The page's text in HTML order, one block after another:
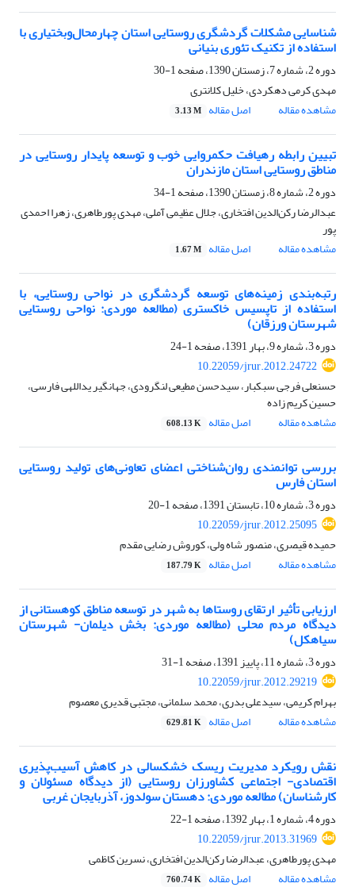
شناسایی مشکلات گردشگری روستایی استان چهارمحال‌وبختیاری با
استفاده از تکنیک تئوری بنیانی
دوره 2، شماره 7، زمستان 1390، صفحه
1-30
مهدی کرمی دهکردی، خلیل کلانتری
مشاهده مقاله
اصل مقاله 3.13 M
تبیین رابطه رهیافت حکمروایی خوب و توسعه پایدار روستایی در
مناطق روستایی استان مازندران
دوره 2، شماره 8، زمستان 1390، صفحه
1-34
عبدالرضا رکن‌الدین افتخاری، جلال عظیمی آملی، مهدی پورطاهری، زهرا احمدی
پور
مشاهده مقاله
اصل مقاله 1.67 M
رتبه‌بندی زمینه‌های توسعه گردشگری در نواحی روستایی، با
استفاده از تاپسیس خاکستری (مطالعه موردی: نواحی روستایی
شهرستان ورزقان)
دوره 3، شماره 9، بهار 1391، صفحه
1-24
10.22059/jrur.2012.24722
حسنعلی فرجی سبکبار، سیدحسن مطیعی لنگرودی، جهانگیر یداللهی فارسی،
حسین کریم زاده
مشاهده مقاله
اصل مقاله 608.13 K
بررسی توانمندی روان‌شناختی اعضای تعاونی‌های تولید روستایی
استان فارس
دوره 3، شماره 10، تابستان 1391، صفحه
1-20
10.22059/jrur.2012.25095
حمیده قیصری، منصور شاه ولی، کوروش رضایی مقدم
مشاهده مقاله
اصل مقاله 187.79 K
ارزیابی تأثیر ارتقای روستاها به شهر در توسعه مناطق کوهستانی از
دیدگاه مردم محلی (مطالعه موردی: بخش دیلمان- شهرستان
سیاهکل)
دوره 3، شماره 11، پاییز 1391، صفحه
1-31
10.22059/jrur.2012.29219
بهرام کریمی، سیدعلی بدری، محمد سلمانی، مجتبی قدیری معصوم
مشاهده مقاله
اصل مقاله 629.81 K
نقش رویکرد مدیریت ریسک خشکسالی در کاهش آسیب‌پذیری
اقتصادی- اجتماعی کشاورزان روستایی (از دیدگاه مسئولان و
کارشناسان) مطالعه موردی: دهستان سولدوز، آذربایجان غربی
دوره 4، شماره 1، بهار 1392، صفحه
1-22
10.22059/jrur.2013.31969
مهدی پورطاهری، عبدالرضا رکن‌الدین افتخاری، نسرین کاظمی
مشاهده مقاله
اصل مقاله 760.74 K